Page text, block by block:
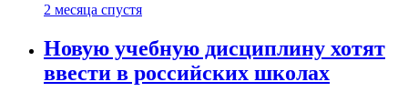
2 месяца спустя
Новую учебную дисциплину хотят
ввести в российских школах